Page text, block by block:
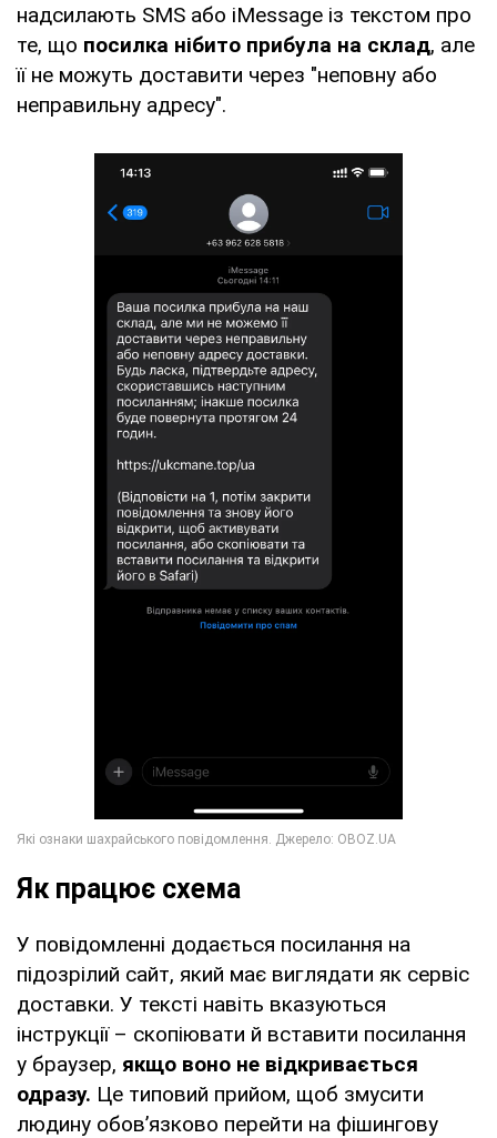
надсилають SMS або iMessage із текстом про
те, що посилка нібито прибула на склад, але
її не можуть доставити через "неповну або
неправильну адресу".
Як працює схема
У повідомленні додається посилання на
підозрілий сайт, який має виглядати як сервіс
доставки. У тексті навіть вказуються
інструкції – скопіювати й вставити посилання
у браузер, якщо воно не відкривається
одразу. Це типовий прийом, щоб змусити
людину обов’язково перейти на фішингову